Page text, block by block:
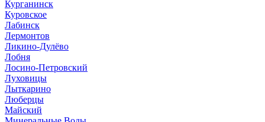
Курганинск
Куровское
Лабинск
Лермонтов
Ликино-Дулёво
Лобня
Лосино-Петровский
Луховицы
Лыткарино
Люберцы
Майский